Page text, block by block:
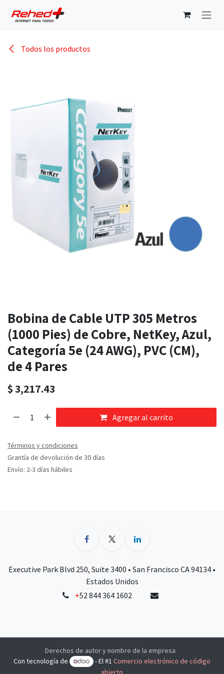
Todos los productos
Bobina de Cable UTP 305 Metros
(1000 Pies) de Cobre, NetKey, Azul,
Categoría 5e (24 AWG), PVC (CM),
de 4 Pares
$3,217.43
Agregar al carrito
Términos y condiciones
Grantía de devolución de 30 días
Envío: 2-3 días hábiles
Executive Park Blvd 250, Suite 3400 • San Francisco CA 94134 •
Estados Unidos
+52 844 364 1602
Derechos de autor y nombre de la empresa
Con tecnología de
- El #1Comercio electrónico de código
abierto